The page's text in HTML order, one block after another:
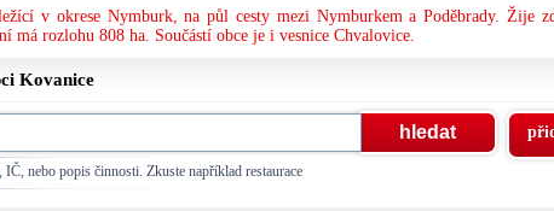
v okrese Nymburk, na půl cesty mezi Nymburkem a Poděbrady. Žije
má rozlohu 808 ha. Součástí obce je i vesnice Chvalovice.
Kovanice
IČ, nebo popis činnosti. Zkuste například restaurace